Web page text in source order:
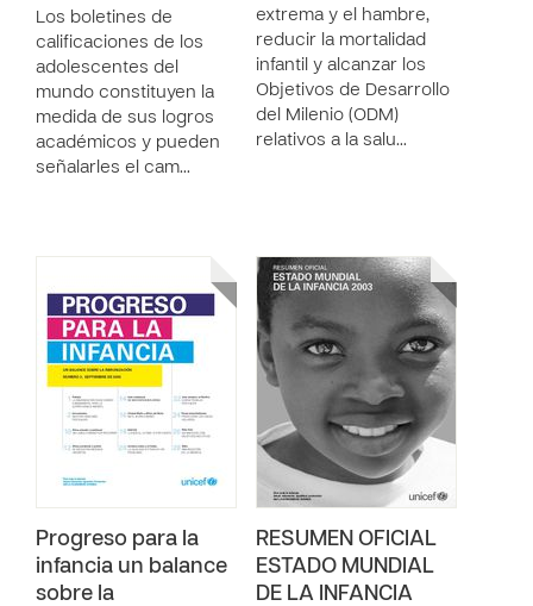
Los boletines de
calificaciones de los
adolescentes del
mundo constituyen la
medida de sus logros
académicos y pueden
señalarles el cam…
extrema y el hambre,
reducir la mortalidad
infantil y alcanzar los
Objetivos de Desarrollo
del Milenio (ODM)
relativos a la salu…
Progreso para la
infancia un balance
sobre la
RESUMEN OFICIAL
ESTADO MUNDIAL
DE LA INFANCIA